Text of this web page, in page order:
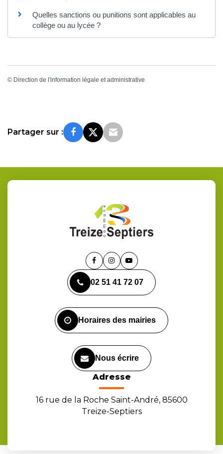
Quelles sanctions ou punitions sont applicables au
collège ou au lycée ?
© Direction de l'information légale et administrative
Partager sur :
Lien
le
compte
Lien
le
compte
Lien
la
chaîne
02 51 41 72 07
Horaires des mairies
Nous écrire
Adresse
16 rue de la Roche Saint-André, 85600
Treize-Septiers